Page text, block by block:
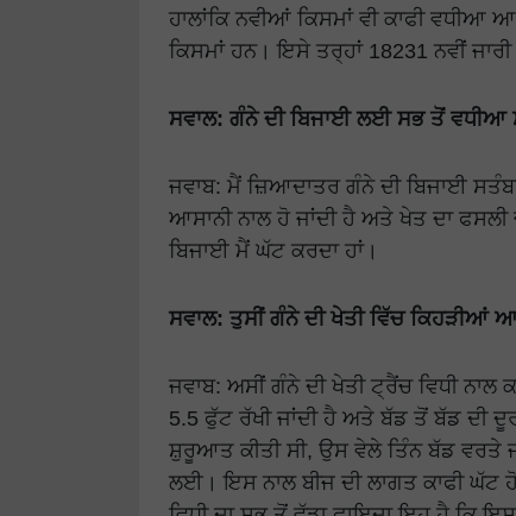
ਹਾਲਾਂਕਿ ਨਵੀਆਂ ਕਿਸਮਾਂ ਵੀ ਕਾਫੀ
ਕਿਸਮਾਂ ਹਨ। ਇਸੇ ਤਰ੍ਹਾਂ 18231 ਨਵੀਂ
ਸਵਾਲ: ਗੰਨੇ ਦੀ ਬਿਜਾਈ ਲਈ ਸਭ ਤੋਂ ਵਧੀਆ
ਜਵਾਬ: ਮੈਂ ਜ਼ਿਆਦਾਤਰ ਗੰਨੇ ਦੀ ਬਿਜਾਈ
ਆਸਾਨੀ ਨਾਲ ਹੋ ਜਾਂਦੀ ਹੈ ਅਤੇ ਖੇਤ ਦਾ
ਬਿਜਾਈ ਮੈਂ ਘੱਟ ਕਰਦਾ ਹਾਂ।
ਸਵਾਲ: ਤੁਸੀਂ ਗੰਨੇ ਦੀ ਖੇਤੀ ਵਿੱਚ ਕਿਹੜੀਆਂ
ਜਵਾਬ: ਅਸੀਂ ਗੰਨੇ ਦੀ ਖੇਤੀ ਟ੍ਰੈਂਚ ਵਿਧੀ
5.5 ਫੁੱਟ ਰੱਖੀ ਜਾਂਦੀ ਹੈ ਅਤੇ ਬੱਡ ਤੋਂ ਬੱਡ ਦੀ
ਸ਼ੁਰੂਆਤ ਕੀਤੀ ਸੀ, ਉਸ ਵੇਲੇ ਤਿੰਨ ਬੱਡ ਵਰਤੇ
ਲਈ। ਇਸ ਨਾਲ ਬੀਜ ਦੀ ਲਾਗਤ ਕਾਫੀ